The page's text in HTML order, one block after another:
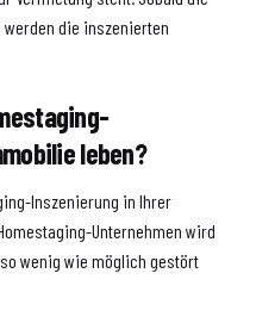
die inszenierten
leben?
Inszenierung in Ihrer
Unternehmen wird
wenig wie möglich gestört